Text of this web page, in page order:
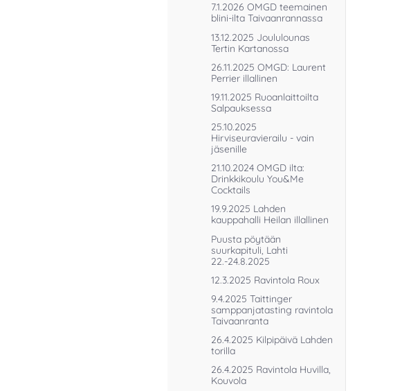
7.1.2026 OMGD teemainen
blini-ilta Taivaanrannassa
13.12.2025 Joululounas
Tertin Kartanossa
26.11.2025 OMGD: Laurent
Perrier illallinen
19.11.2025 Ruoanlaittoilta
Salpauksessa
25.10.2025
Hirviseuravierailu - vain
jäsenille
21.10.2024 OMGD ilta:
Drinkkikoulu You&Me
Cocktails
19.9.2025 Lahden
kauppahalli Heilan illallinen
Puusta pöytään
suurkapituli, Lahti
22.-24.8.2025
12.3.2025 Ravintola Roux
9.4.2025 Taittinger
samppanjatasting ravintola
Taivaanranta
26.4.2025 Kilpipäivä Lahden
torilla
26.4.2025 Ravintola Huvilla,
Kouvola